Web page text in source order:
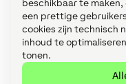
beschikbaar te
een prettige
cookies zijn technisch
inhoud te
tonen.
Energie: een
Extensions (25)